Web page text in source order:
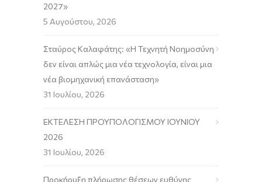
2027»
5 Αυγούστου, 2026
Σταύρος Καλαφάτης: «Η Τεχνητή Νοημοσύνη
δεν είναι απλώς μια νέα τεχνολογία, είναι μια
νέα βιομηχανική επανάσταση»
31 Ιουλίου, 2026
ΕΚΤΕΛΕΣΗ ΠΡΟΥΠΟΛΟΓΙΣΜΟΥ ΙΟΥΝΙΟΥ
2026
31 Ιουλίου, 2026
Προκήρυξη πλήρωσης θέσεων ευθύνης